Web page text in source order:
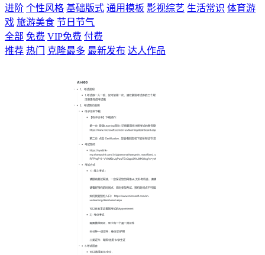
进阶 个性风格 基础版式 通用模板 影视综艺 生活常识 体育游
戏 旅游美食 节日节气
全部 免费 VIP免费 付费
推荐 热门 克隆最多 最新发布 达人作品